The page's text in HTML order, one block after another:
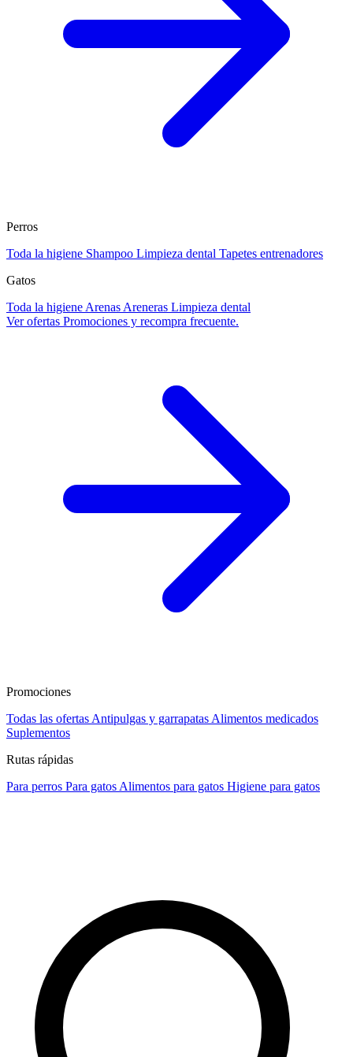
Perros
Toda la higiene Shampoo Limpieza dental Tapetes entrenadores
Gatos
Toda la higiene Arenas Areneras Limpieza dental
Ver ofertas Promociones y recompra frecuente.
Promociones
Todas las ofertas Antipulgas y garrapatas Alimentos medicados
Suplementos
Rutas rápidas
Para perros Para gatos Alimentos para gatos Higiene para gatos